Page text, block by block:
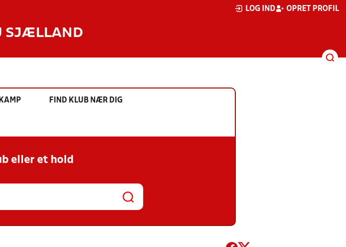
LOG IND OPRET PROFIL
SJÆLLAND
KAMP FIND KLUB NÆR DIG
eller et hold